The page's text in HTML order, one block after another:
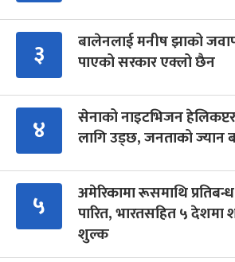
३
बालेनलाई मनीष झाको
पाएको सरकार एक्लो छैन
४
सेनाको नाइटभिजन
लागि उड्छ, जनताको ज्यान
५
अमेरिकामा रूसमाथि
पारित, भारतसहित ५ देशमा
शुल्क